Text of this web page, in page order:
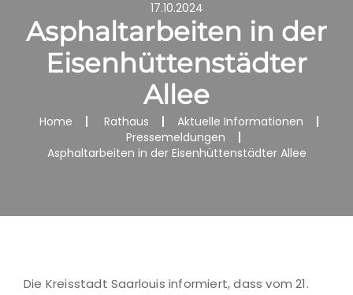
17.10.2024
Asphaltarbeiten in der
Eisenhüttenstädter
Allee
Home Rathaus
Aktuelle Informationen
Pressemeldungen
Asphaltarbeiten in der Eisenhüttenstädter Allee
Die Kreisstadt Saarlouis informiert, dass vom 21.